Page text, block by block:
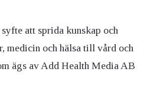
att sprida kunskap och
medicin och hälsa till vård och
ägs av Add Health Media AB